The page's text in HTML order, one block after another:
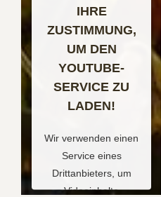
IHRE
ZUSTIMMUNG,
UM DEN
YOUTUBE-
SERVICE ZU
LADEN!
Wir verwenden einen
Service eines
Drittanbieters, um
Videoinhalte